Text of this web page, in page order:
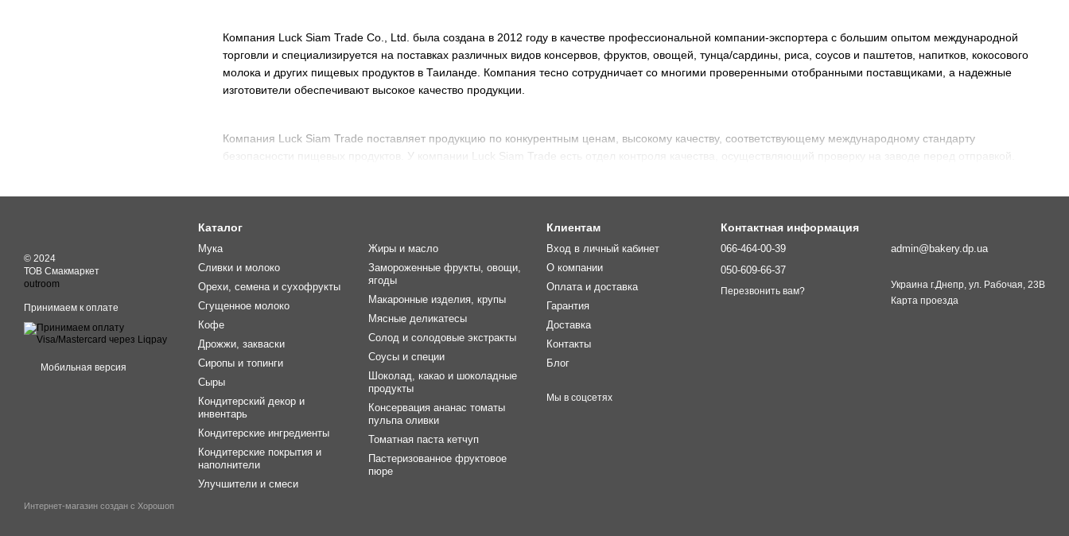
Компания Luck Siam Trade Co., Ltd. была создана в 2012 году в качестве профессиональной компании-экспортера с большим опытом международной
торговли и специализируется на поставках различных видов консервов, фруктов, овощей, тунца/сардины, риса, соусов и паштетов, напитков, кокосового
молока и других пищевых продуктов в Таиланде. Компания тесно сотрудничает со многими проверенными отобранными поставщиками, а надежные
изготовители обеспечивают высокое качество продукции.
Компания Luck Siam Trade поставляет продукцию по конкурентным ценам, высокому качеству, соответствующему международному стандарту
безопасности пищевых продуктов. У компании Luck Siam Trade есть отдел контроля качества, осуществляющий проверку на заводе перед отправкой.
© 2024
ТОВ Смакмаркет
outroom
Принимаем к оплате
Мобильная версия
Интернет-магазин создан с Хорошоп
Каталог
Мука
Сливки и молоко
Орехи, семена и сухофрукты
Сгущенное молоко
Кофе
Дрожжи, закваски
Сиропы и топинги
Сыры
Кондитерский декор и
инвентарь
Кондитерские ингредиенты
Кондитерские покрытия и
наполнители
Улучшители и смеси
Жиры и масло
Замороженные фрукты, овощи,
ягоды
Макаронные изделия, крупы
Мясные деликатесы
Солод и солодовые экстракты
Соусы и специи
Шоколад, какао и шоколадные
продукты
Консервация ананас томаты
пульпа оливки
Томатная паста кетчуп
Пастеризованное фруктовое
пюре
Клиентам
Вход в личный кабинет
О компании
Оплата и доставка
Гарантия
Доставка
Контакты
Блог
Мы в соцсетях
Контактная информация
066-464-00-39
050-609-66-37
Перезвонить вам?
admin@bakery.dp.ua
Украина г.Днепр, ул. Рабочая, 23В
Карта проезда